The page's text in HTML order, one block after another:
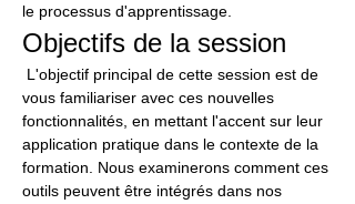
le processus d'apprentissage.
Objectifs de la session
vous familiariser avec ces nouvelles
fonctionnalités, en mettant l'accent sur leur
application pratique dans le contexte de la
formation. Nous examinerons comment ces
outils peuvent être intégrés dans nos